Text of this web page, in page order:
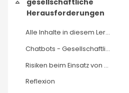
Einklappen
gesellschaftliche
Herausforderungen
Alle Inhalte in diesem Lernangebot stehen - außer ...
Chatbots - Gesellschaftliche Herausforderungen
Risiken beim Einsatz von Chatbots
Reflexion